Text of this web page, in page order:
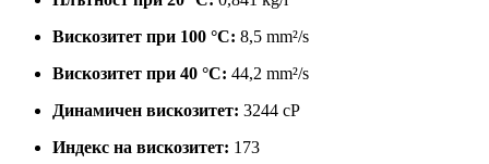
Вискозитет при 100 °C: 8,5 mm²/s
Вискозитет при 40 °C: 44,2 mm²/s
Динамичен вискозитет: 3244 cP
Индекс на вискозитет: 173